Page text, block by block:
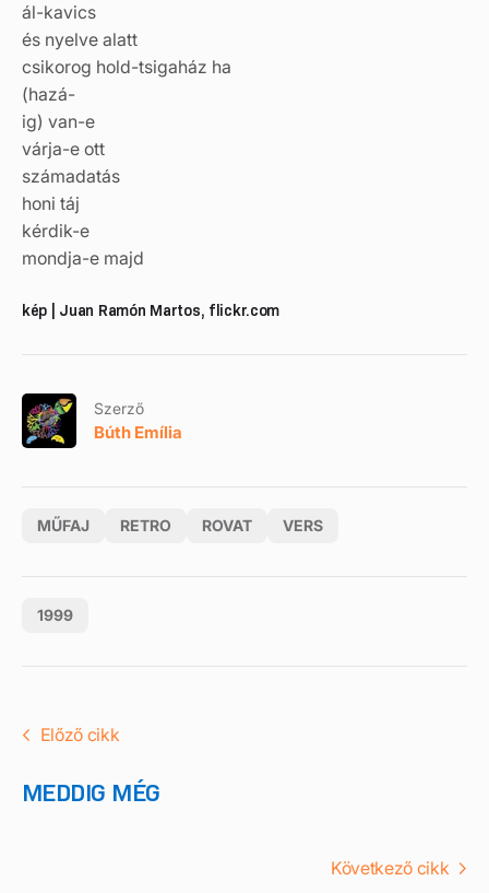
ál-kavics
és nyelve alatt
csikorog hold-tsigaház ha
(hazá-
ig) van-e
várja-e ott
számadatás
honi táj
kérdik-e
mondja-e majd
kép | Juan Ramón Martos, flickr.com
Szerző
Búth Emília
MŰFAJ RETRO ROVAT VERS
1999
Előző cikk
MEDDIG MÉG
Következő cikk